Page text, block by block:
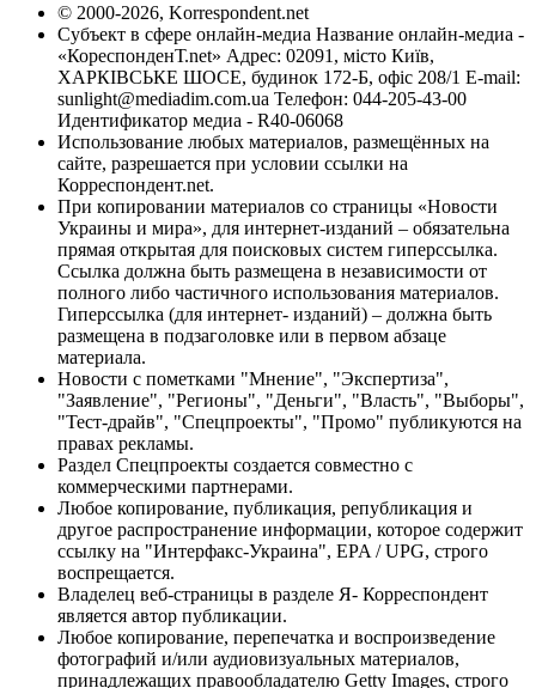
© 2000-2026, Korrespondent.net
Субъект в сфере онлайн-медиа Название онлайн-медиа -
«КореспонденТ.net» Адрес: 02091, місто Київ,
ХАРКІВСЬКЕ ШОСЕ, будинок 172-Б, офіс 208/1 E-mail:
sunlight@mediadim.com.ua Телефон: 044-205-43-00
Идентификатор медиа - R40-06068
Использование любых материалов, размещённых на
сайте, разрешается при условии ссылки на
Корреспондент.net.
При копировании материалов со страницы «Новости
Украины и мира», для интернет-изданий – обязательна
прямая открытая для поисковых систем гиперссылка.
Ссылка должна быть размещена в независимости от
полного либо частичного использования материалов.
Гиперссылка (для интернет- изданий) – должна быть
размещена в подзаголовке или в первом абзаце
материала.
Новости с пометками "Мнение", "Экспертиза",
"Заявление", "Регионы", "Деньги", "Власть", "Выборы",
"Тест-драйв", "Спецпроекты", "Промо" публикуются на
правах рекламы.
Раздел Спецпроекты создается совместно с
коммерческими партнерами.
Любое копирование, публикация, републикация и
другое распространение информации, которое содержит
ссылку на "Интерфакс-Украина", EPA / UPG, строго
воспрещается.
Владелец веб-страницы в разделе Я- Корреспондент
является автор публикации.
Любое копирование, перепечатка и воспроизведение
фотографий и/или аудиовизуальных материалов,
принадлежащих правообладателю Getty Images, строго